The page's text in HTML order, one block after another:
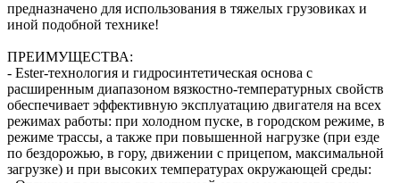
предназначено для использования в тяжелых грузовиках и
иной подобной технике!
ПРЕИМУЩЕСТВА:
- Ester-технология и гидросинтетическая основа с
расширенным диапазоном вязкостно-температурных свойств
обеспечивает эффективную эксплуатацию двигателя на всех
режимах работы: при холодном пуске, в городском режиме, в
режиме трассы, а также при повышенной нагрузке (при езде
по бездорожью, в гору, движении с прицепом, максимальной
загрузке) и при высоких температурах окружающей среды: